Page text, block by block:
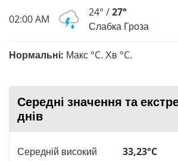
02:00 AM
24° /27°
Слабка Гроза
Нормальні: Макс °C. Хв °C.
Середні значення та
днів
Середній високий
33,23°C